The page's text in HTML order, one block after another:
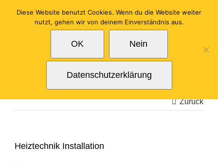
Inhalt
Zurück
Heiztechnik Installation
Diese Website benutzt Cookies. Wenn du die Website weiter
nutzt, gehen wir von deinem Einverständnis aus.
OK Nein
Datenschutzerklärung